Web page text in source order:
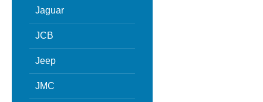
Jaguar
JCB
Jeep
JMC